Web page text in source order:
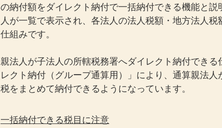
の納付額をダイレクト納付で一括納付できる機能と
人が一覧で表示され、各法人の法人税額・地方法人
仕組みです。
親法人が子法人の所轄税務署へダイレクト納付でき
レクト納付（グループ通算用）」により、通算親法
税をまとめて納付できるようになっています。
一括納付できる税目に注意